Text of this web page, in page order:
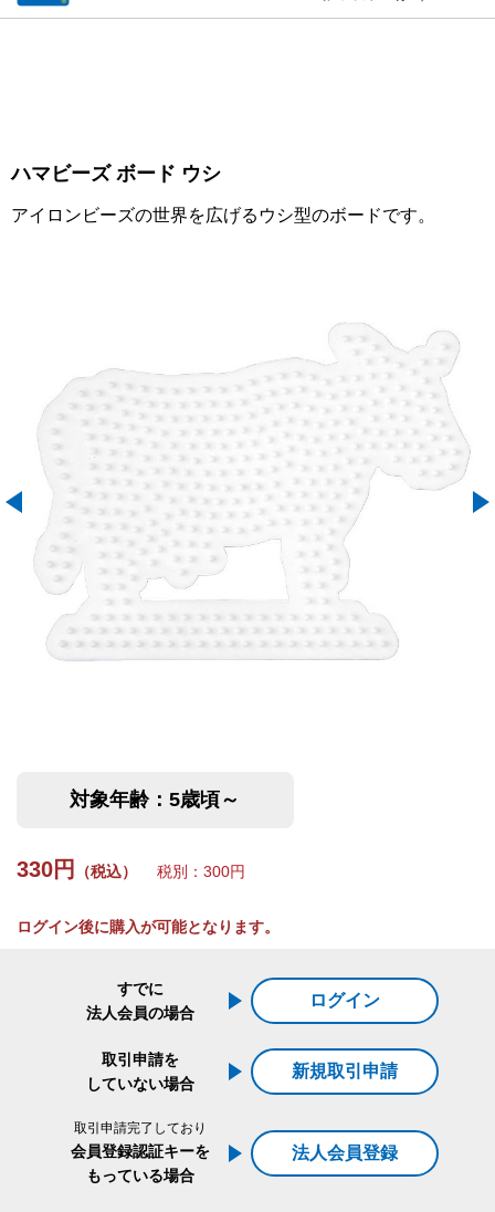
ハマビーズ ボード ウシ
アイロンビーズの世界を広げるウシ型のボードです。
対象年齢：5歳頃～
330円 （税込） 税別：300円
ログイン後に購入が可能となります。
すでに
法人会員の場合
ログイン
取引申請を
していない場合
新規取引申請
取引申請完了しており
会員登録認証キーを
もっている場合
法人会員登録